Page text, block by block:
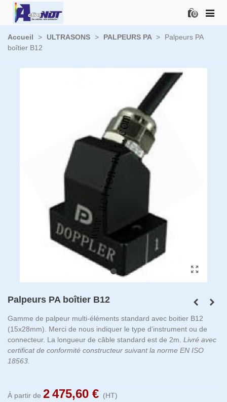
0
Accueil > ULTRASONS > PALPEURS PA >
Palpeurs PA
boîtier B12
Palpeurs PA boîtier B12
Gamme de palpeur multi-éléments standard avec boitier B12
(15x28mm). Merci de nous indiquer le type d'instrument ou de
connecteur. La longueur de câble standard est de 2m. Livré avec
certificat de conformité constructeur suivant la norme EN ISO
18563.
À partir de 2 475,60 € (HT)